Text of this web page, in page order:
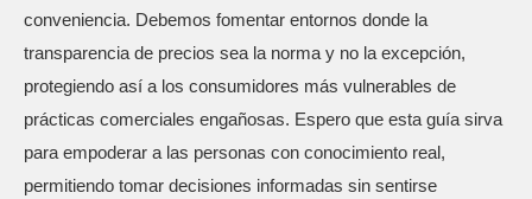
conveniencia. Debemos fomentar entornos donde la
transparencia de precios sea la norma y no la excepción,
protegiendo así a los consumidores más vulnerables de
prácticas comerciales engañosas. Espero que esta guía sirva
para empoderar a las personas con conocimiento real,
permitiendo tomar decisiones informadas sin sentirse